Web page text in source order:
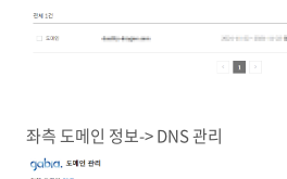
좌측 도메인 정보-> DNS 관리